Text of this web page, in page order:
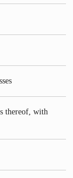
thereof, with